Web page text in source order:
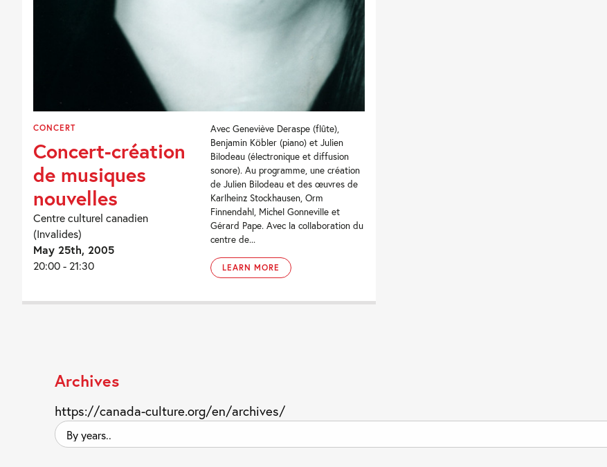
CONCERT
Concert-création
de musiques
nouvelles
Centre culturel canadien
(Invalides)
May 25th, 2005
20:00 - 21:30
Avec Geneviève Deraspe (flûte),
Benjamin Köbler (piano) et Julien
Bilodeau (électronique et diffusion
sonore). Au programme, une création
de Julien Bilodeau et des œuvres de
Karlheinz Stockhausen, Orm
Finnendahl, Michel Gonneville et
Gérard Pape. Avec la collaboration du
centre de...
LEARN MORE
Archives
https://canada-culture.org/en/archives/
By
years..